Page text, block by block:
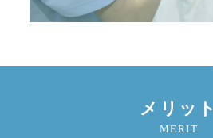
メリット
MERIT